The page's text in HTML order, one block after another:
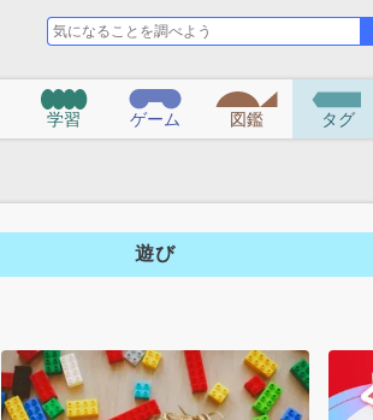
気
に
な
る
こ
調
べ
う
学習 ゲーム 図鑑 タグ
遊び